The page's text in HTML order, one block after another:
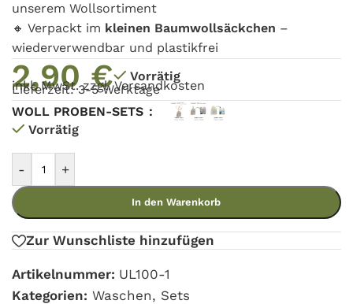
unserem Wollsortiment
🔸 Verpackt im kleinen Baumwollsäckchen –
wiederverwendbar und plastikfrei
2,90€ Vorrätig
inkl. MwSt. zzgl.Versandkosten
Lieferzeit: 3-5 Werktage
WOLL PROBEN-SETS
Vorrätig
- +
In den Warenkorb
Zur Wunschliste hinzufügen
Artikelnummer: UL100-1
Kategorien: Waschen, Sets